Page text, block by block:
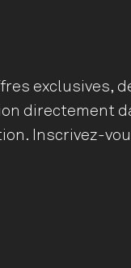
exclusives,
directement
Inscrivez-